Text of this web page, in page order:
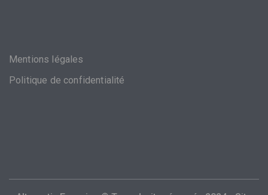
Mentions légales
Politique de confidentialité